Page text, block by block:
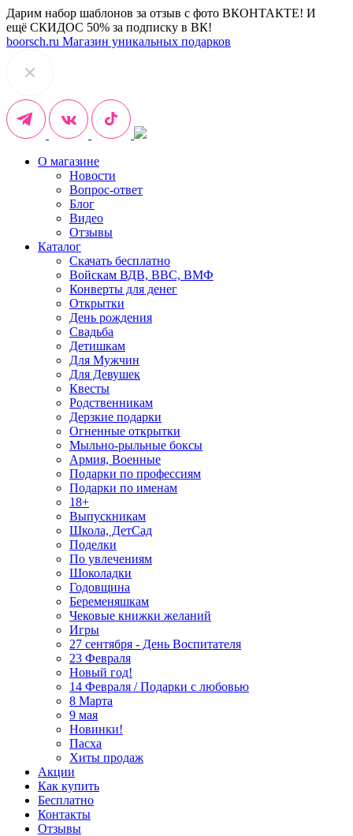
Дарим набор шаблонов за отзыв с фото ВКОНТАКТЕ! И
ещё СКИДОС 50% за подписку в ВК!
boorsch.ru Магазин уникальных подарков
О магазине
Новости
Вопрос-ответ
Блог
Видео
Отзывы
Каталог
Скачать бесплатно
Войскам ВДВ, ВВС, ВМФ
Конверты для денег
Открытки
День рождения
Свадьба
Детишкам
Для Мужчин
Для Девушек
Квесты
Родственникам
Дерзкие подарки
Огненные открытки
Мыльно-рыльные боксы
Армия, Военные
Подарки по профессиям
Подарки по именам
18+
Выпускникам
Школа, ДетСад
Поделки
По увлечениям
Шоколадки
Годовщина
Беременяшкам
Чековые книжки желаний
Игры
27 сентября - День Воспитателя
23 Февраля
Новый год!
14 Февраля / Подарки с любовью
8 Марта
9 мая
Новинки!
Пасха
Хиты продаж
Акции
Как купить
Бесплатно
Контакты
Отзывы